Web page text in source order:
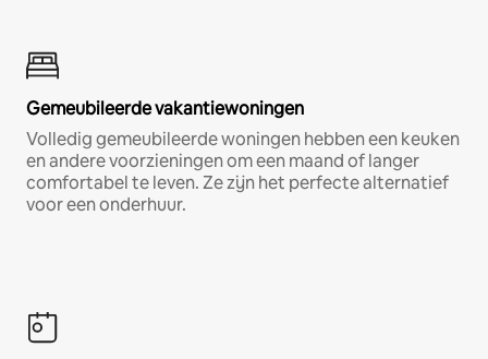
Gemeubileerde vakantiewoningen
Volledig gemeubileerde woningen hebben een keuken
en andere voorzieningen om een maand of langer
comfortabel te leven. Ze zijn het perfecte alternatief
voor een onderhuur.